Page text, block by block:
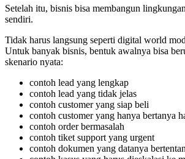
Setelah itu, bisnis bisa membangun
sendiri.
Tidak harus langsung seperti digital world
Untuk banyak bisnis, bentuk awalnya bisa
skenario nyata:
contoh lead yang lengkap
contoh lead yang tidak jelas
contoh customer yang siap beli
contoh customer yang hanya bertanya
contoh order bermasalah
contoh tiket support yang urgent
contoh dokumen yang datanya